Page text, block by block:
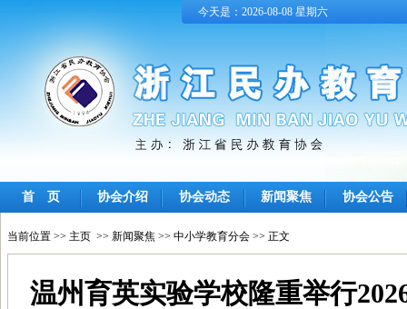
今天是：2026-08-08 星期六
首 页 协会介绍 协会动态 新闻聚焦 协会公告
当前位置 >> 主页 >> 新闻聚焦 >> 中小学教育分会 >> 正文
温州育英实验学校隆重举行